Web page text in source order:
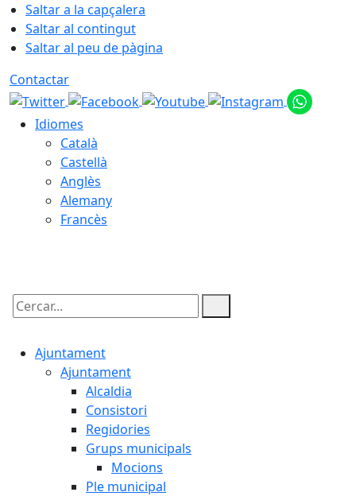
Saltar a la capçalera
Saltar al contingut
Saltar al peu de pàgina
Contactar
Idiomes
Català
Castellà
Anglès
Alemany
Francès
Cercar:
Ajuntament
Ajuntament
Alcaldia
Consistori
Regidories
Grups municipals
Mocions
Ple municipal